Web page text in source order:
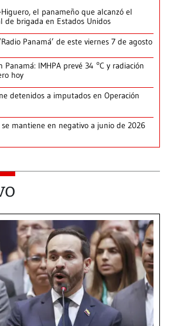
el panameño que alcanzó el
de brigada en Estados Unidos
Panamá’ de este viernes 7 de agosto
Panamá: IMHPA prevé 34 °C y radiación
hoy
detenidos a imputados en Operación
mantiene en negativo a junio de 2026